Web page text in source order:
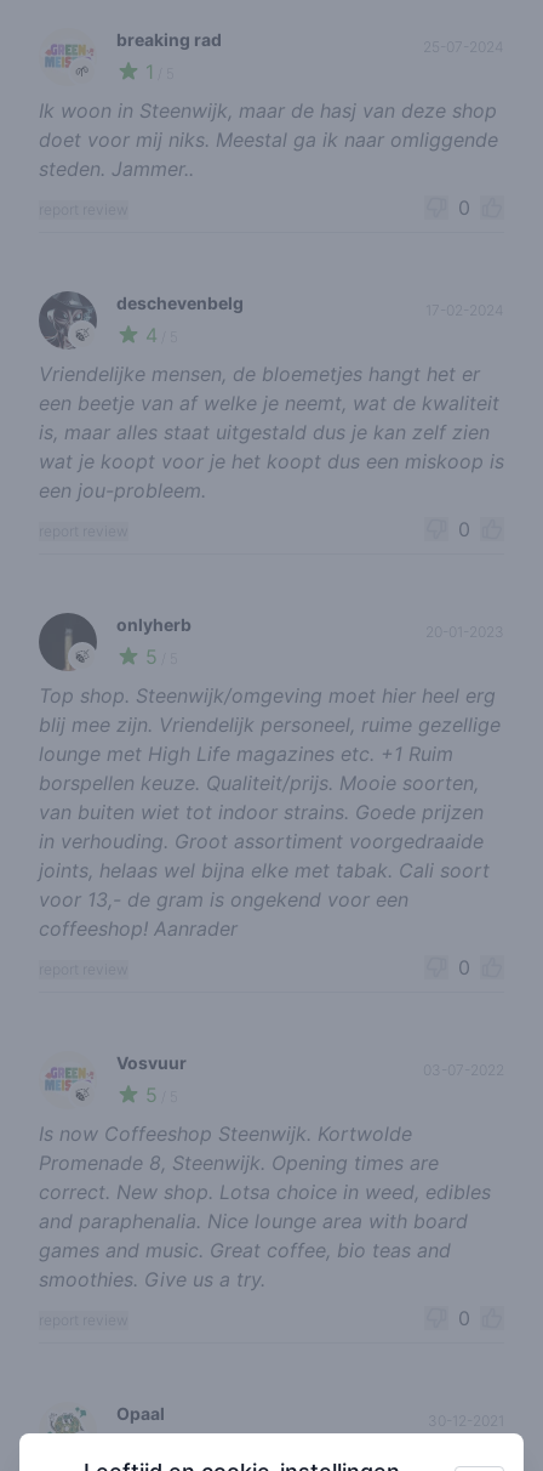
🌱
breaking rad
1
Ik woon in Steenwijk, maar de hasj van deze shop
doet voor mij niks. Meestal ga ik naar omliggende
steden. Jammer..
0
🍃
deschevenbelg
4
Vriendelijke mensen, de bloemetjes hangt het er
een beetje van af welke je neemt, wat de kwaliteit
is, maar alles staat uitgestald dus je kan zelf zien
wat je koopt voor je het koopt dus een miskoop is
een jou-probleem.
0
🍃
onlyherb
5
20-01-2023
Top shop. Steenwijk/omgeving moet hier heel erg
blij mee zijn. Vriendelijk personeel, ruime gezellige
lounge met High Life magazines etc. +1 Ruim
borspellen keuze. Qualiteit/prijs. Mooie soorten,
van buiten wiet tot indoor strains. Goede prijzen
in verhouding. Groot assortiment voorgedraaide
joints, helaas wel bijna elke met tabak. Cali soort
voor 13,- de gram is ongekend voor een
coffeeshop! Aanrader
0
🍃
Vosvuur
5
03-07-2022
Is now Coffeeshop Steenwijk. Kortwolde
Promenade 8, Steenwijk. Opening times are
correct. New shop. Lotsa choice in weed, edibles
and paraphenalia. Nice lounge area with board
games and music. Great coffee, bio teas and
smoothies. Give us a try.
0
Opaal 30-12-2021